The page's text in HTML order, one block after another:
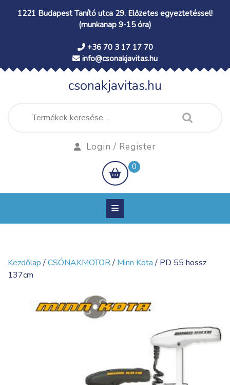
1221 Budapest Tanító utca 29. Előzetes egyeztetéssel!
(munkanap 9-15 óra)
+36 70 3 17 17 70
info@csonakjavitas.hu
csonakjavitas.hu
Keresés
a
Login / Register
shopping
cart
0
Kezdőlap/CSÓNAKMOTOR/ Minn Kota/ PD 55 hossz
137cm